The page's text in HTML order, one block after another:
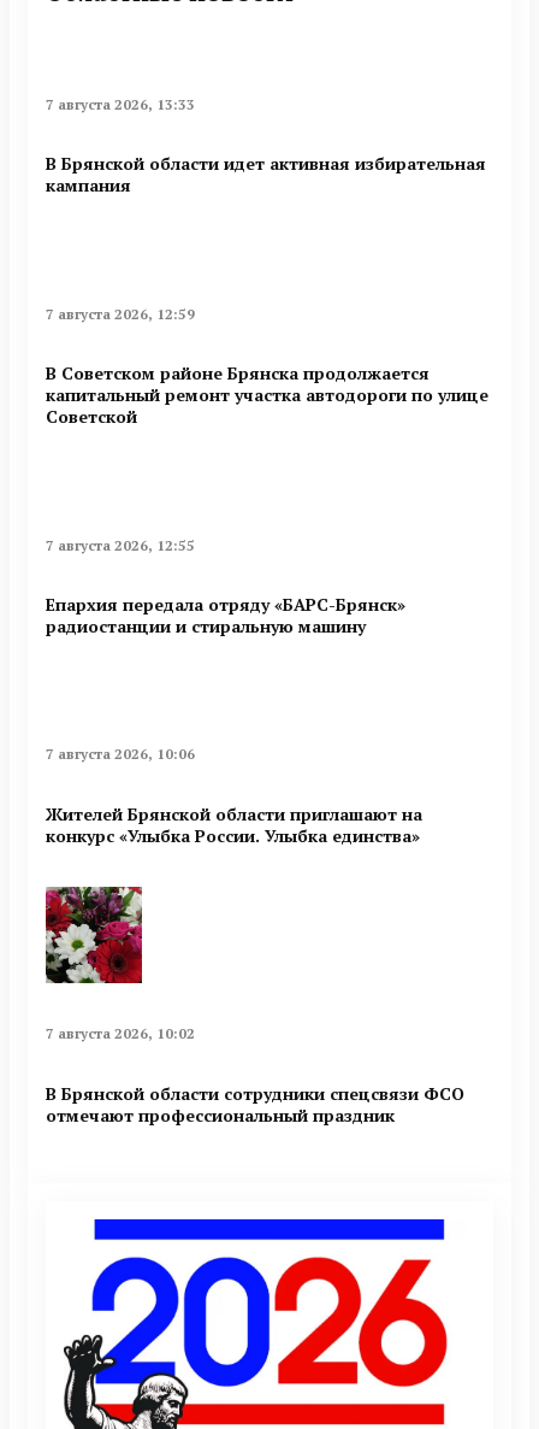
7 августа 2026, 13:33
В Брянской области идет активная избирательная
кампания
7 августа 2026, 12:59
В Советском районе Брянска продолжается
капитальный ремонт участка автодороги по улице
Советской
7 августа 2026, 12:55
Епархия передала отряду «БАРС-Брянск»
радиостанции и стиральную машину
7 августа 2026, 10:06
Жителей Брянской области приглашают на
конкурс «Улыбка России. Улыбка единства»
7 августа 2026, 10:02
В Брянской области сотрудники спецсвязи ФСО
отмечают профессиональный праздник